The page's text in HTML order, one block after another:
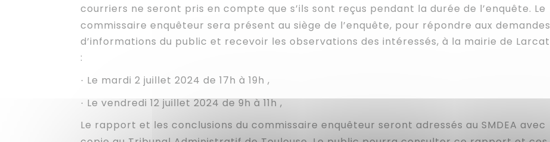
courriers ne seront pris en compte que s’ils sont reçus pendant la durée de l’enquête. Le
commissaire enquêteur sera présent au siège de l’enquête, pour répondre aux demandes
d’informations du public et recevoir les observations des intéressés, à la mairie de Larcat
:
· Le mardi 2 juillet 2024 de 17h à 19h ,
· Le vendredi 12 juillet 2024 de 9h à 11h ,
Le rapport et les conclusions du commissaire enquêteur seront adressés au SMDEA avec